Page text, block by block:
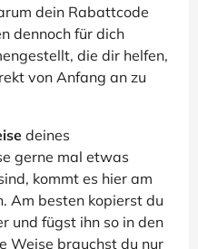
dein Rabattcode
dennoch für dich
die dir helfen,
von Anfang an zu
deines
gerne mal etwas
kommt es hier am
Am besten kopierst du
und fügst ihn so in den
Weise brauchst du nur